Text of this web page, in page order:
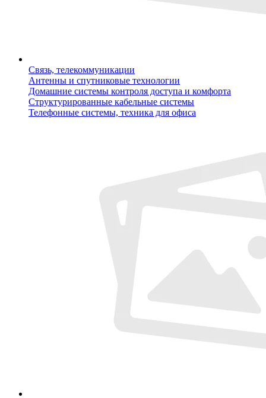
Связь, телекоммуникации
Антенны и спутниковые технологии
Домашние системы контроля доступа и комфорта
Структурированные кабельные системы
Телефонные системы, техника для офиса